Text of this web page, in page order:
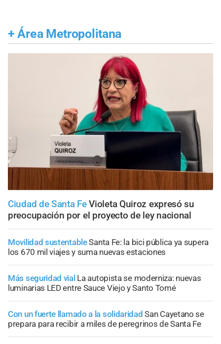
+ Área Metropolitana
Ciudad de Santa Fe Violeta Quiroz expresó su
preocupación por el proyecto de ley nacional
Movilidad sustentableSanta Fe: la bici pública ya supera
los 670 mil viajes y suma nuevas estaciones
Más seguridad vial La autopista se moderniza: nuevas
luminarias LED entre Sauce Viejo y Santo Tomé
Con un fuerte llamado a la solidaridad San Cayetano se
prepara para recibir a miles de peregrinos de Santa Fe